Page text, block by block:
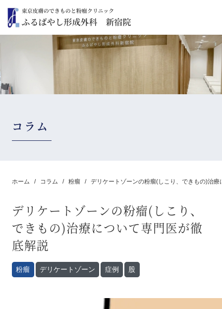
コラム
ホーム コラム 粉瘤 デリケートゾーンの粉瘤(しこり、できもの)治
デリケートゾーンの粉瘤(しこり、
できもの)治療について専門医が徹
底解説
粉瘤 デリケートゾーン 症例 股